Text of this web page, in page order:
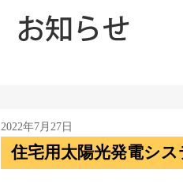
2022年7月27日
住宅用太陽光発電シ